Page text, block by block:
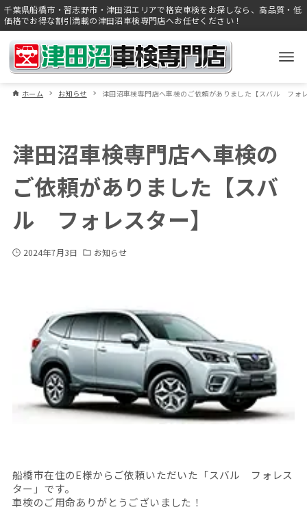
千葉県船橋市・習志野市・津田沼エリアで格安車検をお探しなら、高品質・低
価格でお得な割引満載の津田沼車検専門店へお任せください！
ホーム お知らせ 津田沼車検専門店へ車検のご依頼がありました【スバル フォ
津田沼車検専門店へ車検の
ご依頼がありました【スバ
ル フォレスター】
2024年7月3日 お知らせ
船橋市在住のE様からご依頼いただいた「スバル フォレス
ター」です。
車検のご用命ありがとうございました！